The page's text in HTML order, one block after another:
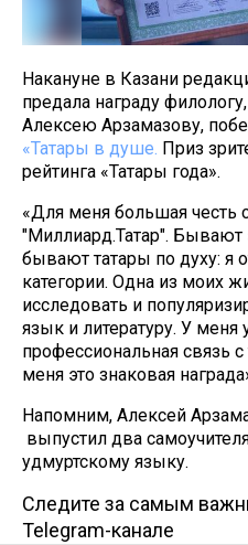
Накануне в Казани
предала награду
Алексею Арзамазову,
«Татары в душе. Приз
рейтинга «Татары года».
«Для меня большая честь
"Миллиард.Татар". Бывают
бывают татары по духу: я
категории. Одна из моих
исследовать и
язык и литературу. У меня
профессиональная связь
меня это знаковая
Напомним, Алексей
выпустил два
удмуртскому языку.
Следите за самым
Telegram-канале